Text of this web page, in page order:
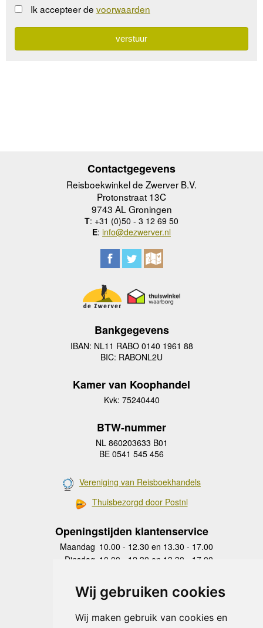
Wij gebruiken cookies
Wij maken gebruik van cookies en
Ik accepteer de voorwaarden
Contactgegevens
Reisboekwinkel de Zwerver B.V.
Protonstraat 13C
9743 AL Groningen
T: +31 (0)50 - 3 12 69 50
E: info@dezwerver.nl
Bankgegevens
IBAN: NL11 RABO 0140 1961 88
BIC: RABONL2U
Kamer van Koophandel
Kvk: 75240440
BTW-nummer
NL 860203633 B01
BE 0541 545 456
Vereniging van Reisboekhandels
Thuisbezorgd door Postnl
Openingstijden klantenservice
Maandag 10.00 - 12.30 en 13.30 - 17.00
Dinsdag 10.00 - 12.30 en 13.30 - 17.00
Donderdag
10.00 - 12.30 en 13.30 - 17.00
Vrijdag 10.00 - 12.30 en 13.30 - 17.00
Zaterdag
gesloten
Zondag gesloten